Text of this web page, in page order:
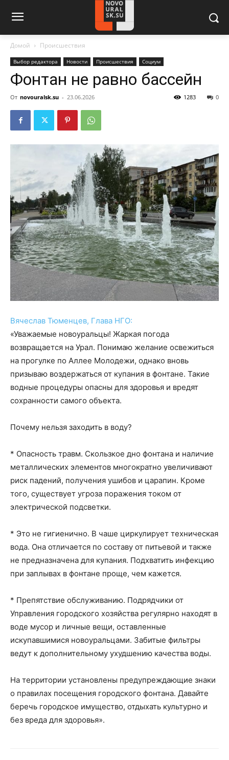
Домой Происшествия
Выбор редактора Новости Происшествия Социум
Фонтан не равно бассейн
От novouralsk.su - 23.06.2026 0
1283
Вячеслав Тюменцев, Глава НГО:
«Уважаемые новоуральцы! Жаркая погода
возвращается на Урал. Понимаю желание освежиться
на прогулке по Аллее Молодежи, однако вновь
призываю воздержаться от купания в фонтане. Такие
водные процедуры опасны для здоровья и вредят
сохранности самого объекта.
Почему нельзя заходить в воду?
* Опасность травм. Скользкое дно фонтана и наличие
металлических элементов многократно увеличивают
риск падений, получения ушибов и царапин. Кроме
того, существует угроза поражения током от
электрической подсветки.
* Это не гигиенично. В чаше циркулирует техническая
вода. Она отличается по составу от питьевой и также
не предназначена для купания. Подхватить инфекцию
при заплывах в фонтане проще, чем кажется.
* Препятствие обслуживанию. Подрядчики от
Управления городского хозяйства регулярно находят в
воде мусор и личные вещи, оставленные
искупавшимися новоуральцами. Забитые фильтры
ведут к дополнительному ухудшению качества воды.
На территории установлены предупреждающие знаки
о правилах посещения городского фонтана. Давайте
беречь городское имущество, отдыхать культурно и
без вреда для здоровья».